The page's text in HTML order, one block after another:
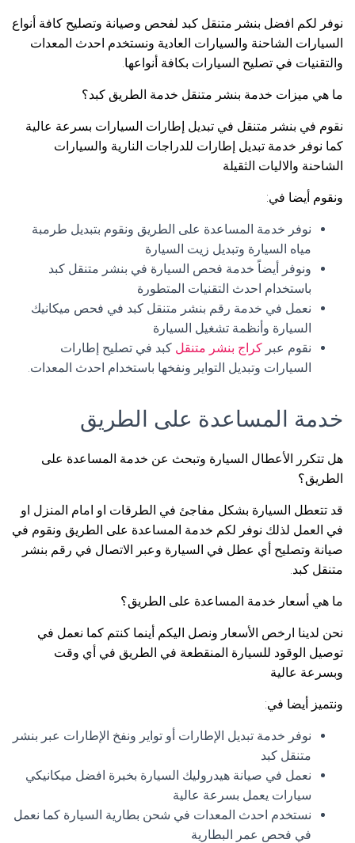
نوفر لكم افضل بنشر متنقل كبد لفحص وصيانة وتصليح كافة أنواع
السيارات الشاحنة والسيارات العادية ونستخدم احدث المعدات
والتقنيات في تصليح السيارات بكافة أنواعها.
ما هي ميزات خدمة بنشر متنقل خدمة الطريق كبد؟
نقوم في بنشر متنقل في تبديل إطارات السيارات بسرعة عالية
كما نوفر خدمة تبديل إطارات للدراجات النارية والسيارات
الشاحنة والاليات الثقيلة
ونقوم أيضا في:
نوفر خدمة المساعدة على الطريق ونقوم بتبديل طرمبة
مياه السيارة وتبديل زيت السيارة
ونوفر أيضاً خدمة فحص السيارة في بنشر متنقل كبد
باستخدام احدث التقنيات المتطورة
نعمل في خدمة رقم بنشر متنقل كبد في فحص ميكانيك
السيارة وأنظمة تشغيل السيارة
نقوم عبر كراج بنشر متنقل كبد في تصليح إطارات
السيارات وتبديل التواير ونفخها باستخدام احدث المعدات.
خدمة المساعدة على الطريق
هل تتكرر الأعطال السيارة وتبحث عن خدمة المساعدة على
الطريق؟
قد تتعطل السيارة بشكل مفاجئ في الطرقات او امام المنزل او
في العمل لذلك نوفر لكم خدمة المساعدة على الطريق ونقوم في
صيانة وتصليح أي عطل في السيارة وعبر الاتصال في رقم بنشر
متنقل كبد.
ما هي أسعار خدمة المساعدة على الطريق؟
نحن لدينا ارخص الأسعار ونصل اليكم أينما كنتم كما نعمل في
توصيل الوقود للسيارة المنقطعة في الطريق في أي وقت
وبسرعة عالية
ونتميز أيضا في:
نوفر خدمة تبديل الإطارات أو تواير ونفخ الإطارات عبر بنشر
متنقل كبد
نعمل في صيانة هيدروليك السيارة بخبرة افضل ميكانيكي
سيارات يعمل بسرعة عالية
نستخدم احدث المعدات في شحن بطارية السيارة كما نعمل
في فحص عمر البطارية